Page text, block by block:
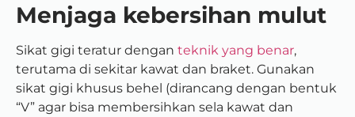
Menjaga kebersihan mulut
Sikat gigi teratur dengan teknik yang benar,
terutama di sekitar kawat dan braket. Gunakan
sikat gigi khusus behel (dirancang dengan bentuk
“V” agar bisa membersihkan sela kawat dan